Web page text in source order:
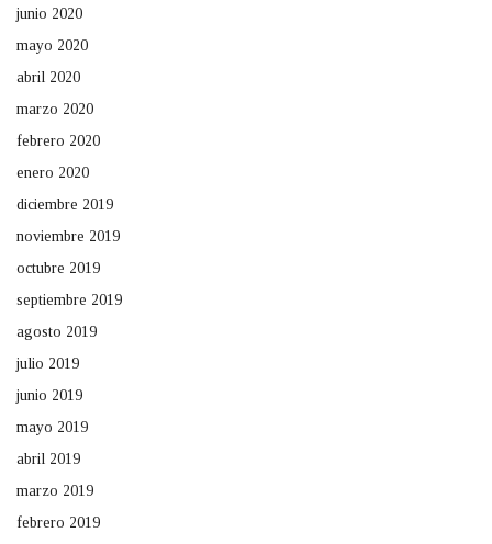
junio 2020
mayo 2020
abril 2020
marzo 2020
febrero 2020
enero 2020
diciembre 2019
noviembre 2019
octubre 2019
septiembre 2019
agosto 2019
julio 2019
junio 2019
mayo 2019
abril 2019
marzo 2019
febrero 2019